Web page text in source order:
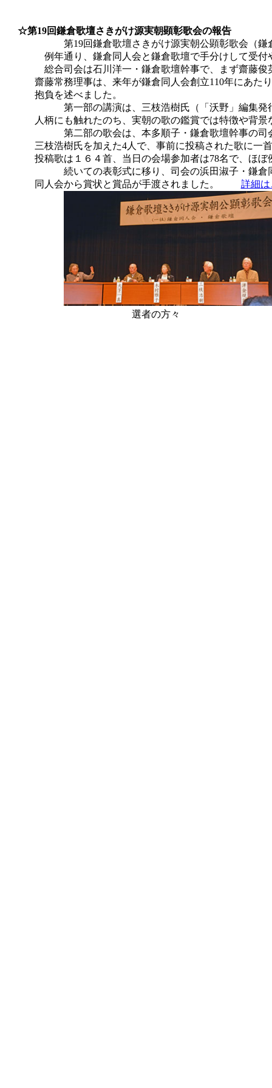
☆第19回鎌倉歌壇さきがけ源実朝顕彰歌会の報告
第19回鎌倉歌壇さきがけ源実朝公顕彰歌会（
例年通り、鎌倉同人会と鎌倉歌壇で手分けして受
総合司会は石川洋一・鎌倉歌壇幹事で、まず齋藤
齋藤常務理事は、来年が鎌倉同人会創立110年にあたり
抱負を述べました。
第一部の講演は、三枝浩樹氏（「沃野」編集
人柄にも触れたのち、実朝の歌の鑑賞では特徴や背景な
第二部の歌会は、本多順子・鎌倉歌壇幹事の
三枝浩樹氏を加えた4人で、事前に投稿された歌に一首
投稿歌は１６４首、当日の会場参加者は78名で、ほぼ
続いての表彰式に移り、司会の浜田淑子・鎌
同人会から賞状と賞品が手渡されました。
詳細
選者の方々 三枝